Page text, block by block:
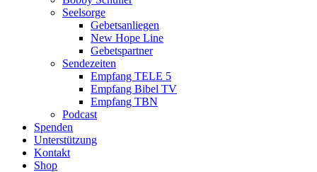
Seelsorge
Gebetsanliegen
New Hope Line
Gebetspartner
Sendezeiten
Empfang TELE 5
Empfang Bibel TV
Empfang TBN
Podcast
Spenden
Unterstützung
Kontakt
Shop